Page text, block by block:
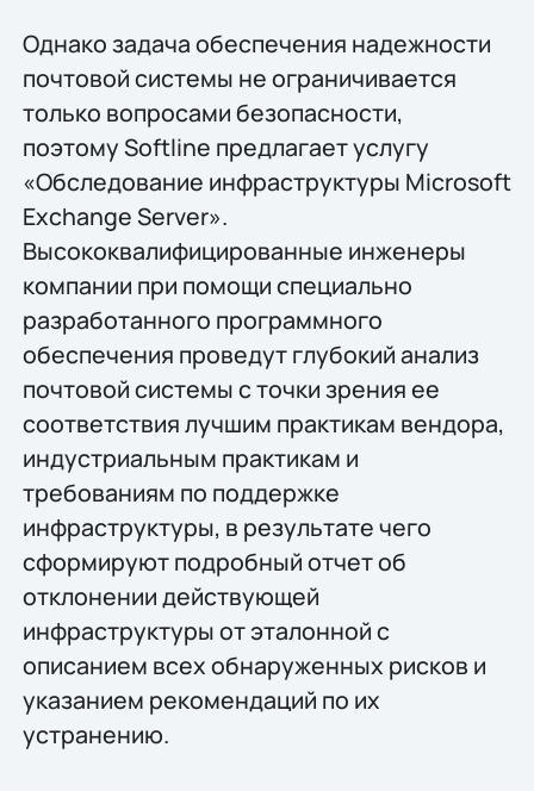
Однако задача обеспечения надежности
почтовой системы не ограничивается
только вопросами безопасности,
поэтому Softline предлагает услугу
«Обследование инфраструктуры Microsoft
Exchange Server».
Высококвалифицированные инженеры
компании при помощи специально
разработанного программного
обеспечения проведут глубокий анализ
почтовой системы с точки зрения ее
соответствия лучшим практикам вендора,
индустриальным практикам и
требованиям по поддержке
инфраструктуры, в результате чего
сформируют подробный отчет об
отклонении действующей
инфраструктуры от эталонной с
описанием всех обнаруженных рисков и
указанием рекомендаций по их
устранению.